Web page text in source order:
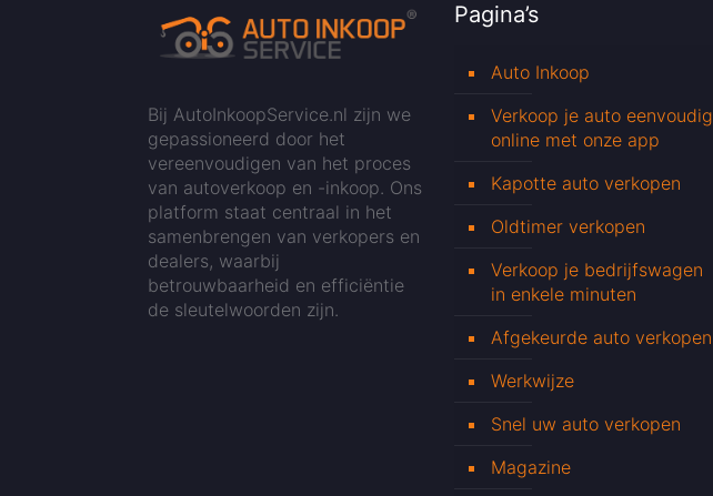
Bij AutoInkoopService.nl zijn we
gepassioneerd door het
vereenvoudigen van het proces
van autoverkoop en -inkoop. Ons
platform staat centraal in het
samenbrengen van verkopers en
dealers, waarbij
betrouwbaarheid en efficiëntie
de sleutelwoorden zijn.
Pagina’s
Auto Inkoop
Verkoop je auto eenvoudig
online met onze app
Kapotte auto verkopen
Oldtimer verkopen
Verkoop je bedrijfswagen
in enkele minuten
Afgekeurde auto verkopen
Werkwijze
Snel uw auto verkopen
Magazine